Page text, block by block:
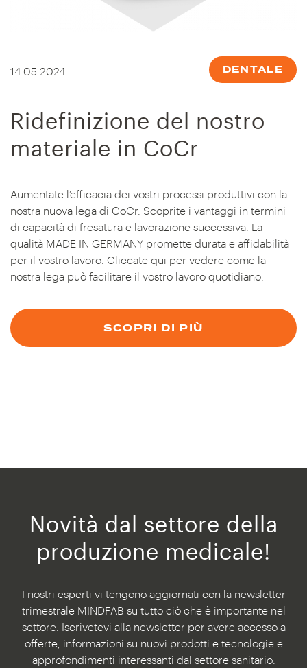
14.05.2024 DENTALE
Ridefinizione del nostro
materiale in CoCr
Aumentate l’efficacia dei vostri processi produttivi con la
nostra nuova lega di CoCr. Scoprite i vantaggi in termini
di capacità di fresatura e lavorazione successiva. La
qualità MADE IN GERMANY promette durata e affidabilità
per il vostro lavoro. Cliccate qui per vedere come la
nostra lega può facilitare il vostro lavoro quotidiano.
SCOPRI DI PIÙ
Novità dal settore della
produzione medicale!
I nostri esperti vi tengono aggiornati con la newsletter
trimestrale MINDFAB su tutto ciò che è importante nel
settore. Iscrivetevi alla newsletter per avere accesso a
offerte, informazioni su nuovi prodotti e tecnologie e
approfondimenti interessanti dal settore sanitario.